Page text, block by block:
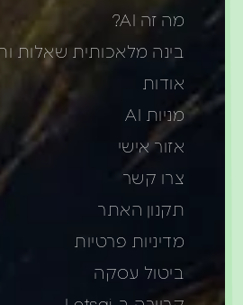
מה זה AI?
בינה מלאכותית שאלות
אודות
מניות AI
אזור אישי
צרו קשר
תקנון האתר
מדיניות פרטיות
ביטול עסקה